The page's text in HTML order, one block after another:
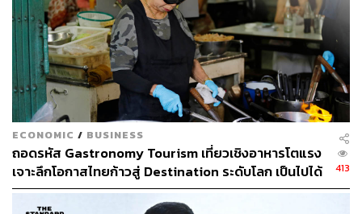
กระแสเที่ยวคนเดียวยังสะท้อนถึงแนวคิด Individualism หรือ
การพึ่งพาตนเองของคนในสังคมที่ให้ความสำคัญกับเป้า
หมายของตนเองเป็นหลัก การออกไปท่องเที่ยวคนเดียวจึง
สามารถตอบโจทย์ได้มากกว่าการออกไปใช้เวลากับกลุ่มคน
ที่ไม่ได้มีความสนใจร่วมกัน อีกทั้งยังมีความทันสมัยของ
เทคโนโลยีที่เอื้ออำนวยความสะดวกต่อการเดินทาง ตั้งแต่ขั้น
ตอนการจองตั๋วเครื่องบิน การจองที่พัก จนไปถึงการหาข้อมูล
แหล่งท่องเที่ยวด้วยตนเองโดยไม่จำเป็นต้องผ่านมือบริษัททัวร์
ทำให้การท่องเที่ยวคนเดียวติด 1 ใน 5 ของทริปที่ผู้คนอยาก
ลองทำในอนาคต (ข้อมูลจาก MMGY Global โดยสำรวจจาก
คน 2,300 คน)
ECONOMIC / BUSINESS
ถอดรหัส Gastronomy Tourism เที่ยวเชิงอาหารโตแรง
เจาะลึกโอกาสไทยก้าวสู่ Destination ระดับโลก เป็นไปได้
แค่ไหน
413